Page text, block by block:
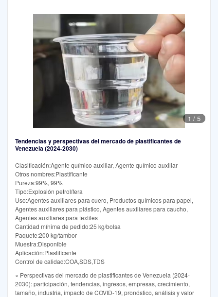
1 / 5
Tendencias y perspectivas del mercado de plastificantes de
Venezuela (2024-2030)
Clasificación:Agente químico auxiliar, Agente químico auxiliar
Otros nombres:Plastificante
Pureza:99%, 99%
Tipo:Explosión petrolífera
Uso:Agentes auxiliares para cuero, Productos químicos para papel,
Agentes auxiliares para plástico, Agentes auxiliares para caucho,
Agentes auxiliares para textiles
Cantidad mínima de pedido:25 kg/bolsa
Paquete:200 kg/tambor
Muestra:Disponible
Aplicación:Plastificante
Control de calidad:COA,SDS,TDS
× Perspectivas del mercado de plastificantes de Venezuela (2024-
2030): participación, tendencias, ingresos, empresas, crecimiento,
tamaño, industria, impacto de COVID-19, pronóstico, análisis y valor